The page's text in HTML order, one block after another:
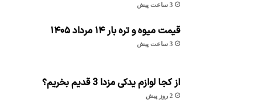
3 ساعت پیش
قیمت میوه و تره بار ۱۴ مرداد ۱۴۰۵
3 ساعت پیش
از کجا لوازم یدکی مزدا 3 قدیم بخریم؟
2 روز پیش